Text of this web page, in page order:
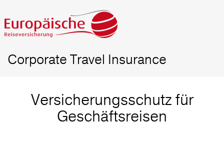
Corporate Travel Insurance
Versicherungsschutz für
Geschäftsreisen